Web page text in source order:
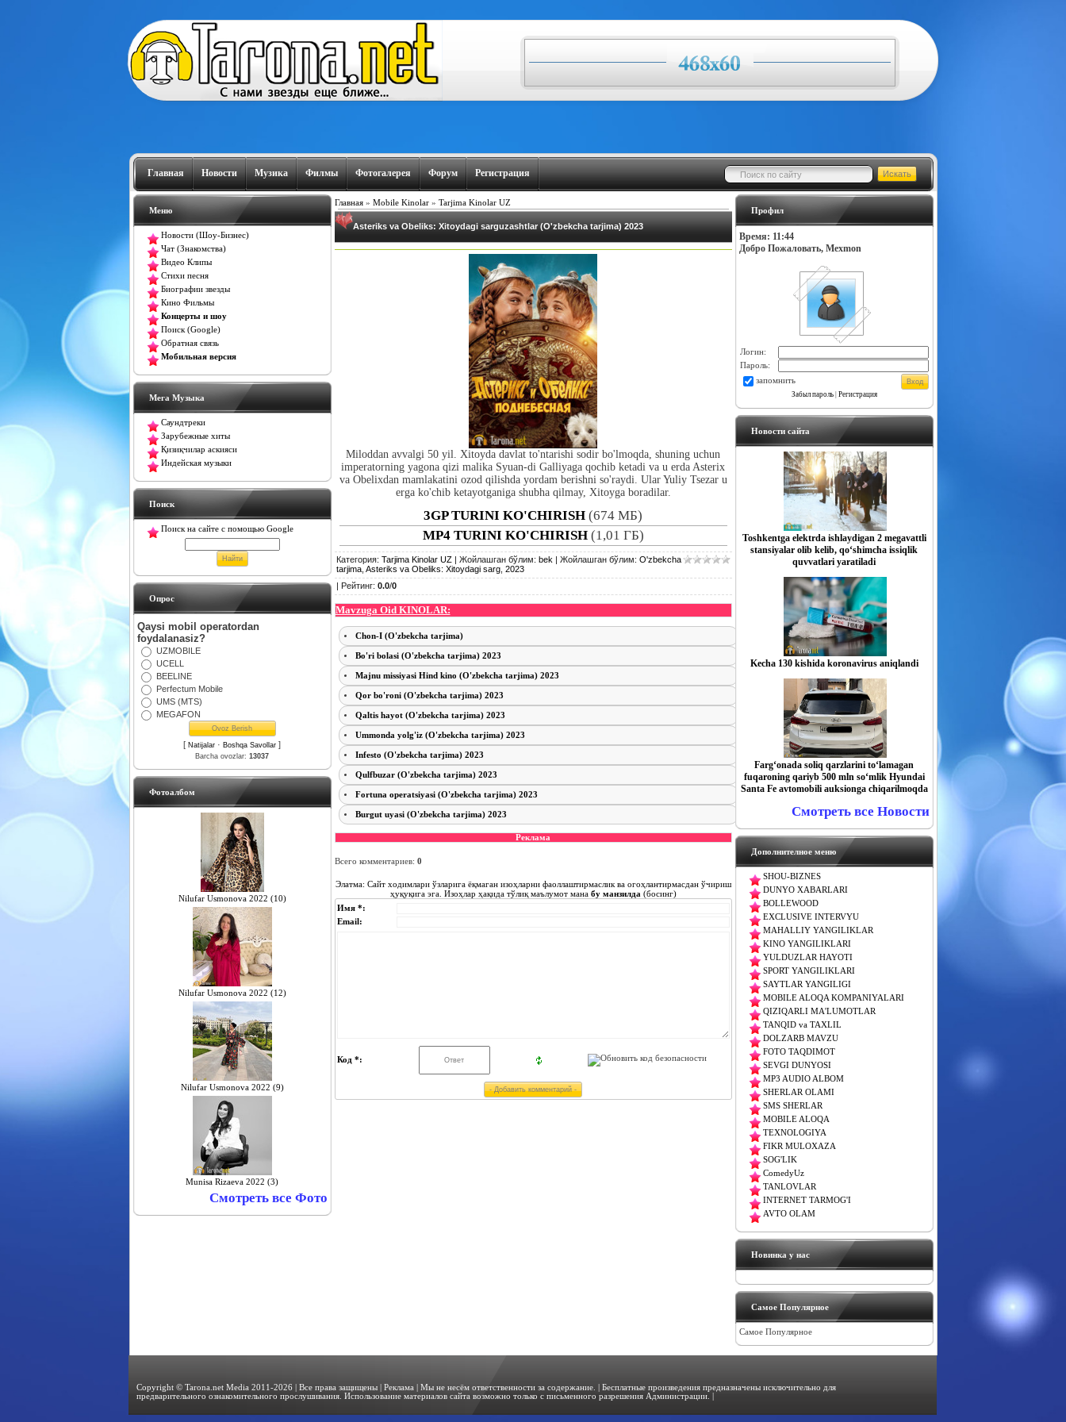
Главная Новости Музика Филмы Фотогалерея Форум Регистрация
Меню
Новости (Шоу-Бизнес)
Чат (Знакомства)
Видео Клипы
Стихи песня
Биографии звезды
Кино Фильмы
Концерты и шоу
Поиск (Google)
Обратная связь
Мобильная версия
Мега Музыка
Саундтреки
Зарубежные хиты
Қизиқчилар аскияси
Индейская музыки
Поиск
Поиск на сайте с помощью Google
Oпрос
Qaysi mobil operatordan
foydalanasiz?
UZMOBILE
UCELL
BEELINE
Perfectum Mobile
UMS (MTS)
MEGAFON
[ Natijalar · Boshqa Savollar ]
Barcha ovozlar: 13037
Фотоалбом
Nilufar Usmonova 2022 (10)
Nilufar Usmonova 2022 (12)
Nilufar Usmonova 2022 (9)
Munisa Rizaeva 2022 (3)
Смотреть все Фото
Главная» Mobile Kinolar» Tarjima Kinolar UZ
Asteriks va Obeliks: Xitoydagi sarguzashtlar (O'zbekcha tarjima) 2023
Miloddan avvalgi 50 yil. Xitoyda davlat to'ntarishi sodir bo'lmoqda, shuning uchun
imperatorning yagona qizi malika Syuan-di Galliyaga qochib ketadi va u erda Asterix
va Obelixdan mamlakatini ozod qilishda yordam berishni so'raydi. Ular Yuliy Tsezar u
erga ko'chib ketayotganiga shubha qilmay, Xitoyga boradilar.
3GP TURINI KO'CHIRISH (674 МБ)
MP4 TURINI KO'CHIRISH (1,01 ГБ)
Категория: Tarjima Kinolar UZ| Жойлашган бўлим: bek | Жойлашган бўлим: O'zbekcha
tarjima, Asteriks va Obeliks: Xitoydagi sarg, 2023
| Рейтинг: 0.0/0
Mavzuga Oid KINOLAR:
Chon-I (O'zbekcha tarjima)
Bo'ri bolasi (O'zbekcha tarjima) 2023
Majnu missiyasi Hind kino (O'zbekcha tarjima) 2023
Qor bo'roni (O'zbekcha tarjima) 2023
Qaltis hayot (O'zbekcha tarjima) 2023
Ummonda yolg'iz (O'zbekcha tarjima) 2023
Infesto (O'zbekcha tarjima) 2023
Qulfbuzar (O'zbekcha tarjima) 2023
Fortuna operatsiyasi (O'zbekcha tarjima) 2023
Burgut uyasi (O'zbekcha tarjima) 2023
Реклама
Всего комментариев: 0
Элатма: Сайт ходимлари ўзларига ёқмаган изоҳларни фаоллаштирмаслик ва огоҳлантирмасдан ўчириш
ҳуқуқига эга. Изоҳлар ҳақида тўлиқ маълумот манабу манзилда (босинг)
Имя *:
Email:
Код *:
Профил
Время: 11:44
Добро Пожаловать, Mexmon
Логин:
Пароль:
запомнить
Забыл пароль| Регистрация
Новости сайта
Toshkentga elektrda ishlaydigan 2 megavattli
stansiyalar olib kelib, qo‘shimcha issiqlik
quvvatlari yaratiladi
Kecha 130 kishida koronavirus aniqlandi
Farg‘onada soliq qarzlarini to‘lamagan
fuqaroning qariyb 500 mln so‘mlik Hyundai
Santa Fe avtomobili auksionga chiqarilmoqda
Смотреть все Новости
Дополнителное меню
SHOU-BIZNES
DUNYO XABARLARI
BOLLEWOOD
EXCLUSIVE INTERVYU
MAHALLIY YANGILIKLAR
KINO YANGILIKLARI
YULDUZLAR HAYOTI
SPORT YANGILIKLARI
SAYTLAR YANGILIGI
MOBILE ALOQA KOMPANIYALARI
QIZIQARLI MA'LUMOTLAR
TANQID va TAXLIL
DOLZARB MAVZU
FOTO TAQDIMOT
SEVGI DUNYOSI
MP3 AUDIO ALBOM
SHERLAR OLAMI
SMS SHERLAR
MOBILE ALOQA
TEXNOLOGIYA
FIKR MULOXAZA
SOG'LIK
ComedyUz
TANLOVLAR
INTERNET TARMOG'I
AVTO OLAM
Новинка у нас
Самое Популярное
Самое Популярное
Copyright © Tarona.net Media 2011-2026 | Все права защищены |Реклама
| Мы не несём ответственности за содержание. | Бесплатные произведения предназначены исключительно для
предварительного ознакомительного прослушивания. Использование материалов сайта возможно только с письменного разрешения Администрации. |